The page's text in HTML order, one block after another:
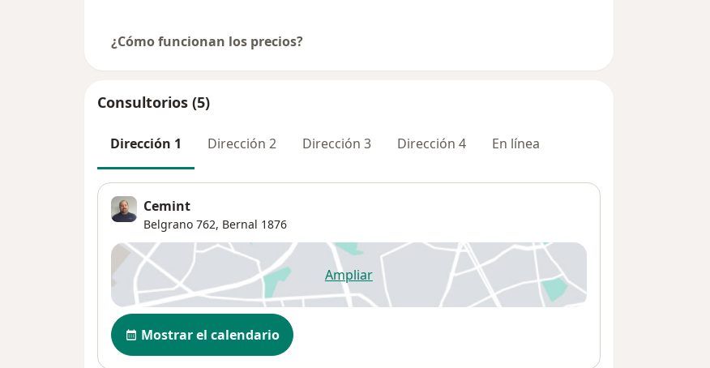
¿Cómo funcionan los precios?
Consultorios (5)
Dirección 1 Dirección 2 Dirección 3 Dirección 4 En línea
Cemint
Belgrano 762, Bernal 1876
Ampliarse abre en una nueva pestaña
Disponibilidad
Mostrar el calendario